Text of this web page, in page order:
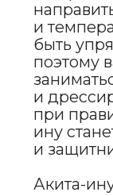
ERID: